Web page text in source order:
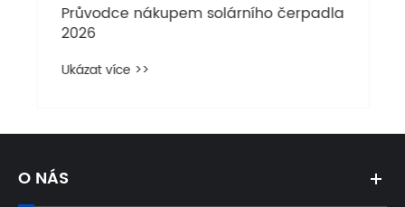
Průvodce nákupem solárního čerpadla
2026
Ukázat více >>
O NÁS